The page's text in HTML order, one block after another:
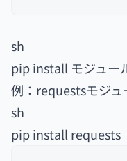
sh
pip install モジュー
例：requestsモジ
sh
pip install requests